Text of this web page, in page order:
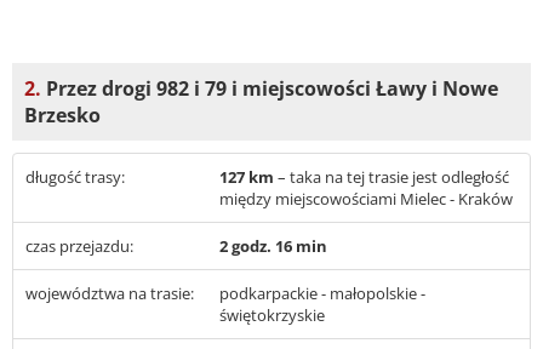
2. Przez drogi 982 i 79 i miejscowości Ławy i Nowe
Brzesko
długość trasy: 127 km – taka na tej trasie jest odległość
między miejscowościami Mielec - Kraków
czas przejazdu: 2 godz. 16 min
województwa na trasie:
podkarpackie - małopolskie -
świętokrzyskie